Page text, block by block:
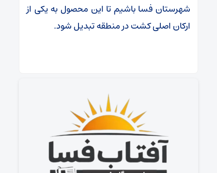
شهرستان فسا باشیم تا این محصول به یکی از
ارکان اصلی کشت در منطقه تبدیل شود.